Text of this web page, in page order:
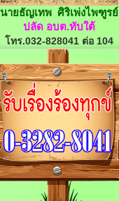
นายธัญเทพ ศิริเพ่งไพฑูรย์
ปลัด อบต.ทับใต้
โทร.032-828041 ต่อ 104